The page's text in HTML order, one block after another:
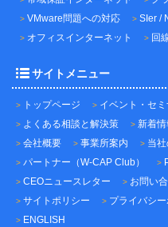
VMware問題への対応
SIer /
オフィスインターネット
回
サイトメニュー
トップページ イベント・セミ
よくある相談と解決策
新着情
会社概要
事業所案内 当
パートナー（W-CAP Club）
CEOニュースレター
お問い
サイトポリシー
プライバシ
ENGLISH